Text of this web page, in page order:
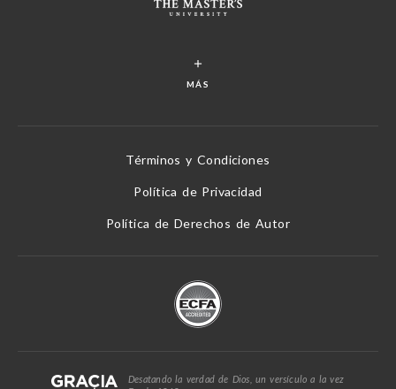
MÁS
Términos y Condiciones
Política de Privacidad
Política de Derechos de Autor
Desatando la verdad de Dios, un versículo a la vez